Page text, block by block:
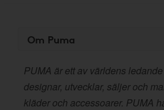
Om Puma
PUMA är ett av världens
designar, utvecklar, säljer och
kläder och accessoarer. PUMA